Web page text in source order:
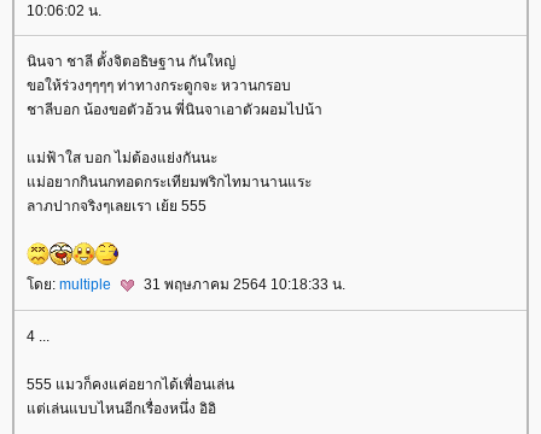
10:06:02 น.
นินจา ชาลี ตั้งจิตอธิษฐาน กันใหญ่
ขอให้ร่วงๆๆๆๆ ท่าทางกระดูกจะ หวานกรอบ
ชาลีบอก น้องขอตัวอ้วน พี่นินจาเอาตัวผอมไปน้า
ม่ฟ้าใส บอก ไม่ต้องแย่งกันนะ
ม่อยากกินนกทอดกระเทียมพริกไทมานานแระ
ลาภปากจริงๆเลยเรา เย้ย 555
ดย: multiple 31 พฤษภาคม 2564 10:18:33 น.
4 ...
555 แมวก็คงแค่อยากได้เพื่อนเล่น
ต่เล่นแบบไหนอีกเรื่องหนึ่ง อิอิ